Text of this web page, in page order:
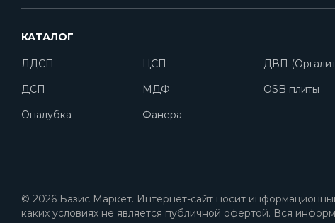
КАТАЛОГ
ЛДСП ЦСП
ДВП
ДСП
МДФ
OSB плиты
Опалубка
Фанера
© 2026 Базис Маркет. Интернет-сайт носит
каких условиях не является публичной офертой. Вся